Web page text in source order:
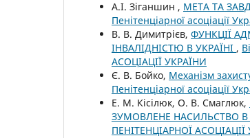
А.І. Зіганшин , МЕТА ТА
Пенітенціарної асоціації
В. В. Димитрієв, ФУНКЦІЇ
ІНВАЛІДНІСТЮ В УКРАЇНІ ,
АСОЦІАЦІЇ УКРАЇНИ
Є. В. Бойко, Механізм
Пенітенціарної асоціації
Е. М. Кісілюк, О. В. Смаглюк,
ЗУМОВЛЕНЕ НАСИЛЬСТВО В
ПЕНІТЕНЦІАРНОЇ АСОЦІАЦІЇ